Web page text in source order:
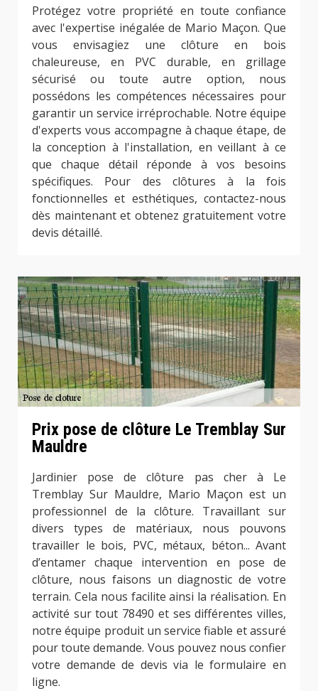
Protégez votre propriété en toute confiance
avec l'expertise inégalée de Mario Maçon. Que
vous envisagiez une clôture en bois
chaleureuse, en PVC durable, en grillage
sécurisé ou toute autre option, nous
possédons les compétences nécessaires pour
garantir un service irréprochable. Notre équipe
d'experts vous accompagne à chaque étape, de
la conception à l'installation, en veillant à ce
que chaque détail réponde à vos besoins
spécifiques. Pour des clôtures à la fois
fonctionnelles et esthétiques, contactez-nous
dès maintenant et obtenez gratuitement votre
devis détaillé.
Prix pose de clôture Le Tremblay Sur
Mauldre
Jardinier pose de clôture pas cher à Le
Tremblay Sur Mauldre, Mario Maçon est un
professionnel de la clôture. Travaillant sur
divers types de matériaux, nous pouvons
travailler le bois, PVC, métaux, béton... Avant
d’entamer chaque intervention en pose de
clôture, nous faisons un diagnostic de votre
terrain. Cela nous facilite ainsi la réalisation. En
activité sur tout 78490 et ses différentes villes,
notre équipe produit un service fiable et assuré
pour toute demande. Vous pouvez nous confier
votre demande de devis via le formulaire en
ligne.